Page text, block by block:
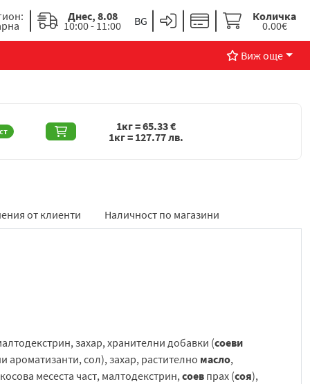
Днес, 8.08
10:00 - 11:00
Количка
0.00€
Виж още
1кг =65.33€
1кг = 127.77лв.
от клиенти Наличност по магазини
захар, хранителни добавки (соеви
ароматизанти, сол), захар, растително масло,
месеста част, малтодекстрин,соев прах (соя),